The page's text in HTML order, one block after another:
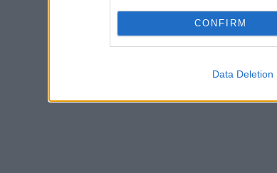
CONFIRM
Data Deletion